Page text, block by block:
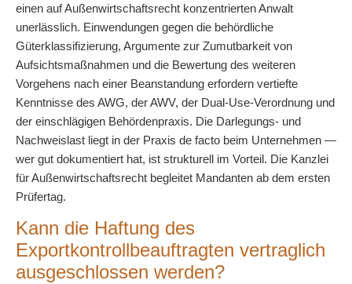
einen auf Außenwirtschaftsrecht konzentrierten Anwalt
unerlässlich. Einwendungen gegen die behördliche
Güterklassifizierung, Argumente zur Zumutbarkeit von
Aufsichtsmaßnahmen und die Bewertung des weiteren
Vorgehens nach einer Beanstandung erfordern vertiefte
Kenntnisse des AWG, der AWV, der Dual-Use-Verordnung und
der einschlägigen Behördenpraxis. Die Darlegungs- und
Nachweislast liegt in der Praxis de facto beim Unternehmen —
wer gut dokumentiert hat, ist strukturell im Vorteil. Die Kanzlei
für Außenwirtschaftsrecht begleitet Mandanten ab dem ersten
Prüfertag.
Kann die Haftung des
Exportkontrollbeauftragten vertraglich
ausgeschlossen werden?